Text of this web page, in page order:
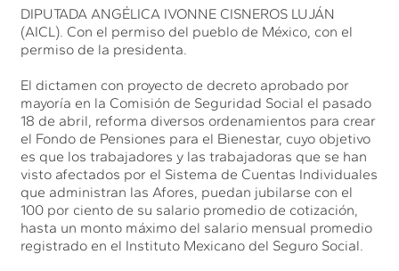
DIPUTADA ANGÉLICA IVONNE CISNEROS LUJÁN
(AICL). Con el permiso del pueblo de México, con el
permiso de la presidenta.
El dictamen con proyecto de decreto aprobado por
mayoría en la Comisión de Seguridad Social el pasado
18 de abril, reforma diversos ordenamientos para crear
el Fondo de Pensiones para el Bienestar, cuyo objetivo
es que los trabajadores y las trabajadoras que se han
visto afectados por el Sistema de Cuentas Individuales
que administran las Afores, puedan jubilarse con el
100 por ciento de su salario promedio de cotización,
hasta un monto máximo del salario mensual promedio
registrado en el Instituto Mexicano del Seguro Social.